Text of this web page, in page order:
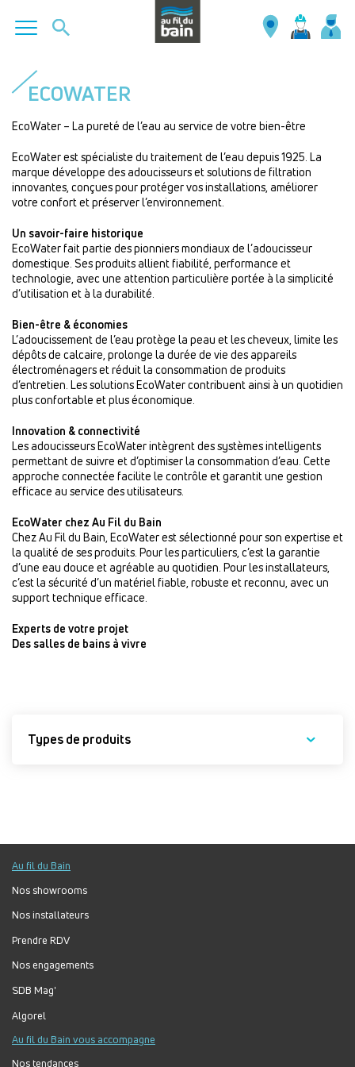
contenu
principal
ECOWATER
EcoWater – La pureté de l’eau au service de votre bien-être
EcoWater est spécialiste du traitement de l’eau depuis 1925. La
marque développe des adoucisseurs et solutions de filtration
innovantes, conçues pour protéger vos installations, améliorer
votre confort et préserver l’environnement.
Un savoir-faire historique
EcoWater fait partie des pionniers mondiaux de l’adoucisseur
domestique. Ses produits allient fiabilité, performance et
technologie, avec une attention particulière portée à la simplicité
d’utilisation et à la durabilité.
Bien-être & économies
L’adoucissement de l’eau protège la peau et les cheveux, limite les
dépôts de calcaire, prolonge la durée de vie des appareils
électroménagers et réduit la consommation de produits
d’entretien. Les solutions EcoWater contribuent ainsi à un quotidien
plus confortable et plus économique.
Innovation & connectivité
Les adoucisseurs EcoWater intègrent des systèmes intelligents
permettant de suivre et d’optimiser la consommation d’eau. Cette
approche connectée facilite le contrôle et garantit une gestion
efficace au service des utilisateurs.
EcoWater chez Au Fil du Bain
Chez Au Fil du Bain, EcoWater est sélectionné pour son expertise et
la qualité de ses produits. Pour les particuliers, c’est la garantie
d’une eau douce et agréable au quotidien. Pour les installateurs,
c’est la sécurité d’un matériel fiable, robuste et reconnu, avec un
support technique efficace.
Experts de votre projet
Des salles de bains à vivre
Types de produits
Au fil du Bain
Nos showrooms
Nos installateurs
Prendre RDV
Nos engagements
SDB Mag'
Algorel
Au fil du Bain vous accompagne
Nos tendances